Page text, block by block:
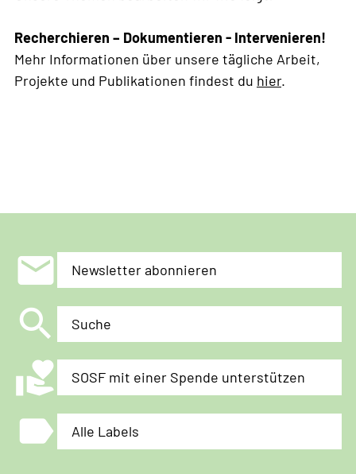
Recherchieren – Dokumentieren - Intervenieren!
Mehr Informationen über unsere tägliche Arbeit,
Projekte und Publikationen findest du hier.
mail Newsletter abonnieren
search Suche
volunteer_activism SOSF mit einer Spende unterstützen
label Alle Labels